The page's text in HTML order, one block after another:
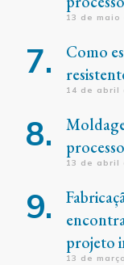
13 de maio
Como
14 de abril
13 de abril
projeto
13 de